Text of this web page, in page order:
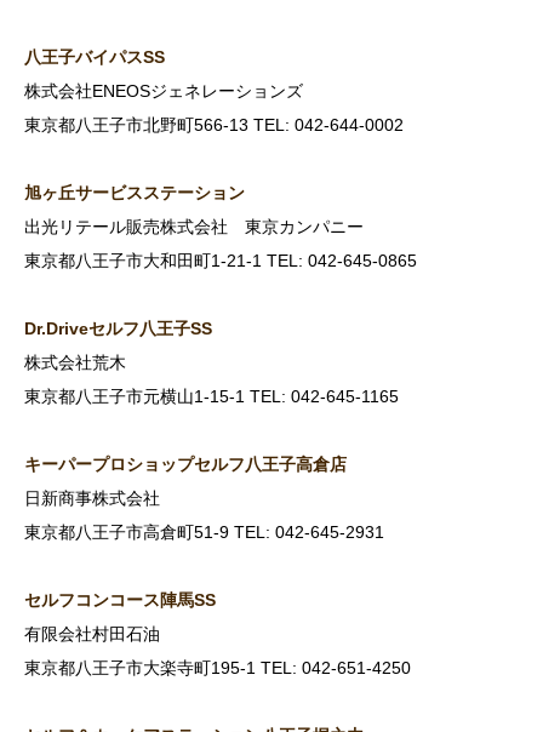
八王子バイパスSS
株式会社ENEOSジェネレーションズ
東京都八王子市北野町566-13 TEL: 042-644-0002
旭ヶ丘サービスステーション
出光リテール販売株式会社 東京カンパニー
東京都八王子市大和田町1-21-1 TEL: 042-645-0865
Dr.Driveセルフ八王子SS
株式会社荒木
東京都八王子市元横山1-15-1 TEL: 042-645-1165
キーパープロショップセルフ八王子高倉店
日新商事株式会社
東京都八王子市高倉町51-9 TEL: 042-645-2931
セルフコンコース陣馬SS
有限会社村田石油
東京都八王子市大楽寺町195-1 TEL: 042-651-4250